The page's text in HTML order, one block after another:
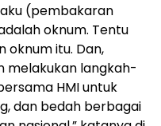
(pembakaran
oknum. Tentu
oknum itu. Dan,
melakukan langkah-
HMI untuk
dan bedah berbagai